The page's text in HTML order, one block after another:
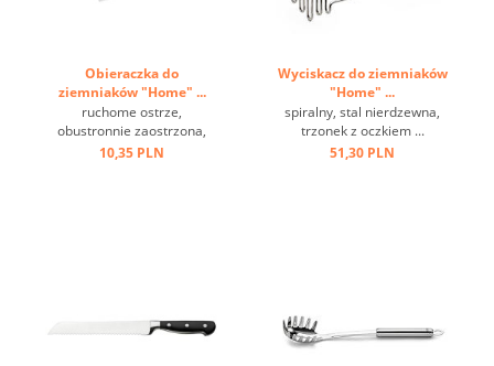
Obieraczka do
ziemniaków "Home" ...
ruchome ostrze,
obustronnie zaostrzona,
oczko do zawieszenia, stal
10,35 PLN
Wyciskacz do ziemniaków
"Home" ...
spiralny, stal nierdzewna,
trzonek z oczkiem ...
51,30 PLN